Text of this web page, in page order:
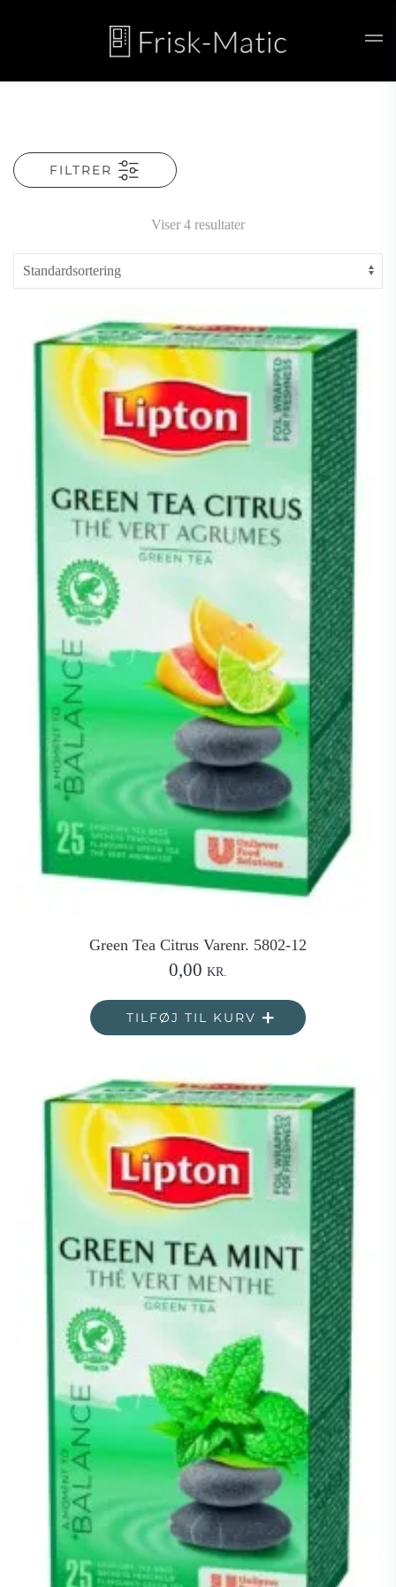
Skip to main content
FILTRER
Viser 4 resultater
Green Tea Citrus Varenr. 5802-12
0,00 KR.
TILFØJ TIL KURV